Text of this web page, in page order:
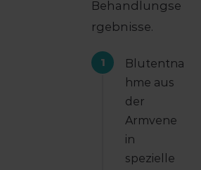
Behandlungse
rgebnisse.
1
Blutentna
hme aus
der
Armvene
in
spezielle